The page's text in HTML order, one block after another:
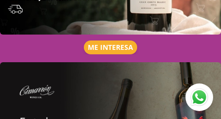
ME INTERESA